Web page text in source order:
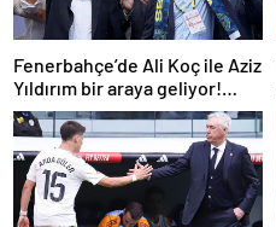
Fenerbahçe’de Ali Koç ile Aziz
Yıldırım bir araya geliyor!
Toplanan imza sayısı ortaya
çıktı